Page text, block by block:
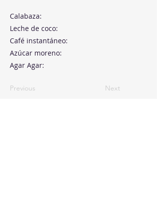
Calabaza:
Leche de coco:
Café instantáneo:
Azúcar moreno:
Agar Agar:
Previous Next